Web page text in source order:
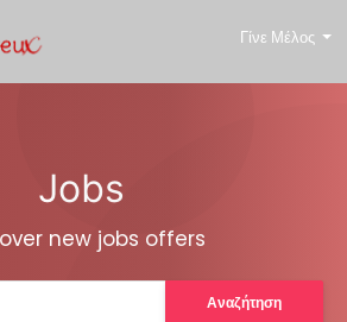
Γίνε Μέλος
Jobs
new jobs offers
Αναζήτηση